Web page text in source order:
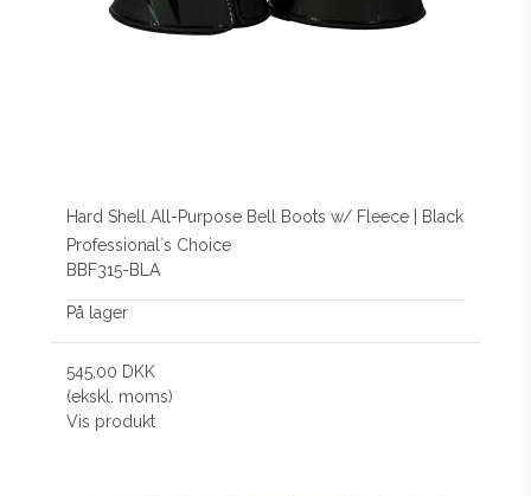
Hard Shell All-Purpose Bell Boots w/ Fleece | Black
Professional´s Choice
BBF315-BLA
På lager
545,00 DKK
(ekskl. moms)
Vis produkt